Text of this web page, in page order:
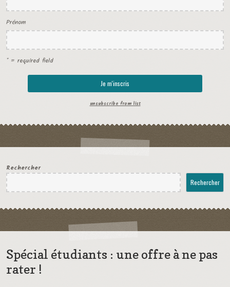
Prénom
* = required field
unsubscribe from list
Rechercher
Rechercher
Spécial étudiants : une offre à ne pas
rater !